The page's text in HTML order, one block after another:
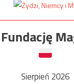
Sierpień 2026